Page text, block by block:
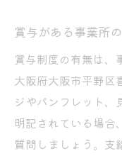
賞与がある事業所
賞与制度の有無は、
大阪府大阪市平野区
ジやパンフレット、
明記されている場合
質問しましょう。支